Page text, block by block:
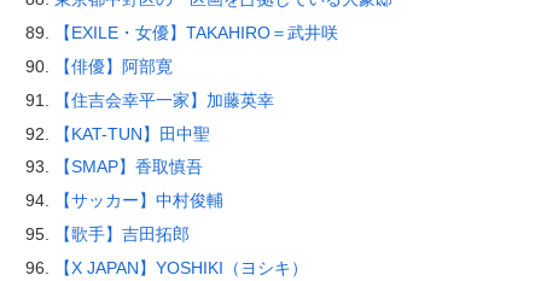
【EXILE・女優】TAKAHIRO＝武井咲
【俳優】阿部寛
【住吉会幸平一家】加藤英幸
【KAT-TUN】田中聖
【SMAP】香取慎吾
【サッカー】中村俊輔
【歌手】吉田拓郎
【X JAPAN】YOSHIKI（ヨシキ）